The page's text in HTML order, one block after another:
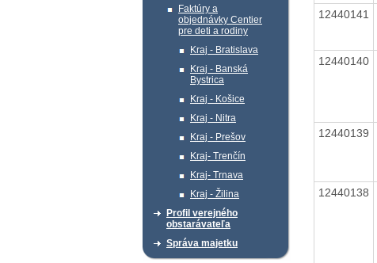
Faktúry a
objednávky Centier
pre deti a rodiny
Kraj - Bratislava
Kraj - Banská
Bystrica
Kraj - Košice
Kraj - Nitra
Kraj - Prešov
Kraj- Trenčín
Kraj- Trnava
Kraj - Žilina
Profil verejného
obstarávateľa
Správa majetku
12440141
12440140
12440139
12440138